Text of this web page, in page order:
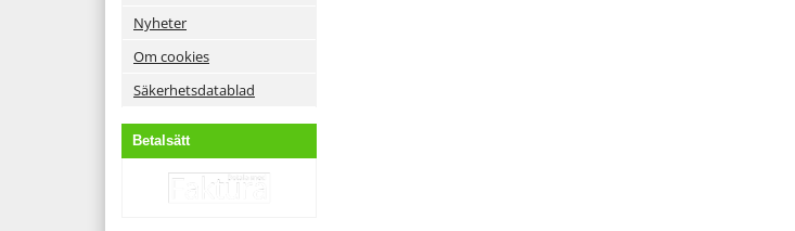
Nyheter
Om cookies
Säkerhetsdatablad
Betalsätt